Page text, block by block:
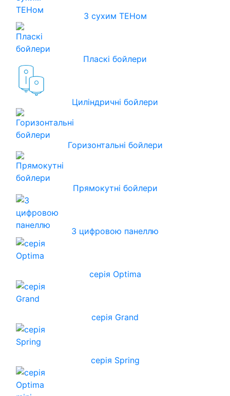
З сухим ТЕНом
Пласкі бойлери
Циліндричні бойлери
Горизонтальні бойлери
Прямокутні бойлери
З цифровою панеллю
серія Optima
серія Grand
серія Spring